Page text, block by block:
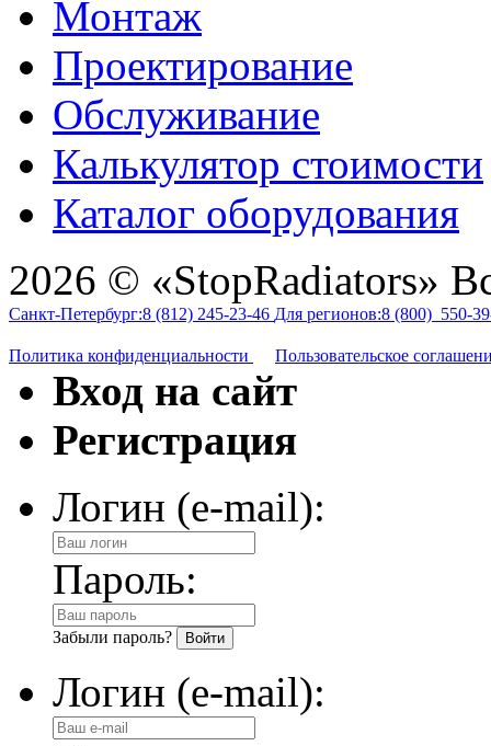
Монтаж
Проектирование
Обслуживание
Калькулятор стоимости
Каталог оборудования
2026 © «StopRadiators»
Санкт-Петербург:8 (812) 245-23-46 Для регионов:8 (800) 550-
Политика конфиденциальности Пользовательское
Вход на сайт
Регистрация
Логин (e-mail):
Пароль:
Забыли пароль?
Логин (e-mail):